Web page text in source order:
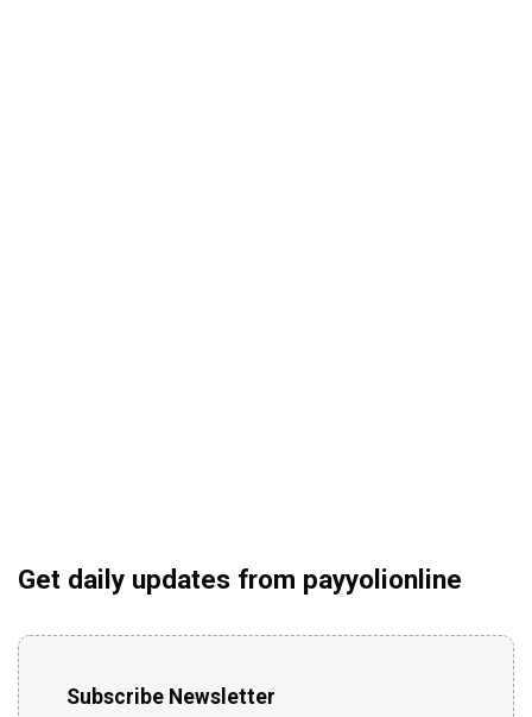
Get daily updates from payyolionline
Subscribe Newsletter